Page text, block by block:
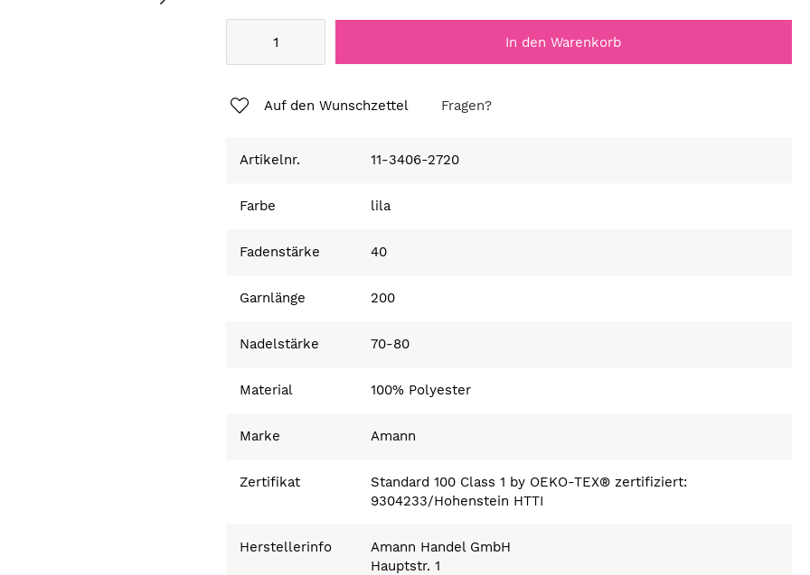
In den Warenkorb
Auf den Wunschzettel Fragen?
Artikelnr. 11-3406-2720
Farbe lila
Fadenstärke 40
Garnlänge 200
Nadelstärke 70-80
Material 100% Polyester
Marke Amann
Zertifikat
Standard 100 Class 1 by OEKO-TEX® zertifiziert:
9304233/Hohenstein HTTI
Herstellerinfo
Amann Handel GmbH
Hauptstr. 1